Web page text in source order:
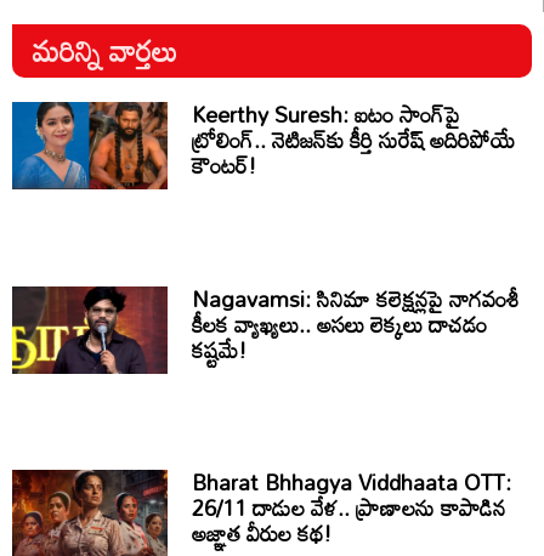
మరిన్ని వార్తలు
Keerthy Suresh: ఐటం సాంగ్‌పై
ట్రోలింగ్.. నెటిజన్‌కు కీర్తి సురేష్ అదిరిపోయే
కౌంటర్!
Nagavamsi: సినిమా కలెక్షన్లపై నాగవంశీ
కీలక వ్యాఖ్యలు.. అసలు లెక్కలు దాచడం
కష్టమే!
Bharat Bhhagya Viddhaata OTT:
26/11 దాడుల వేళ.. ప్రాణాలను కాపాడిన
అజ్ఞాత వీరుల కథ!